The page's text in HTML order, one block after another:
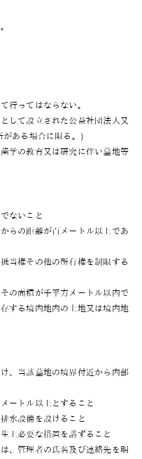
行ってはならない。
して設立された公益社団法人又
がある場合に限る。)
学の教育又は研究に伴い墓地等
ないこと
らの距離が百メートル以上であ
当権その他の所有権を制限する
の面積が千平方メートル以内で
する境内地内の土地又は境内地
、当該墓地の境界付近から内部
ートル以上とすること
水設備を設けること
上必要な措置を講ずること
、管理者の氏名及び連絡先を明